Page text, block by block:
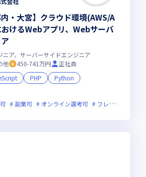
内・大宮】クラウド環境(AWS/A
けるWebアプリ、Webサーバ
ニア、サーバーサイドエンジニア
他
450-741万円
正社員
PHP
Python
副業可 オンライン選考可 フレックス制度あり